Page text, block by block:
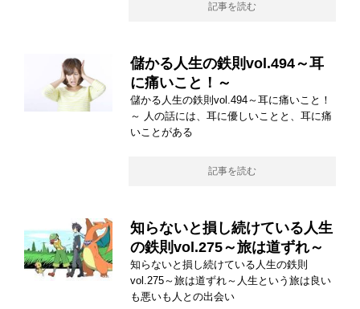
記事を読む
儲かる人生の鉄則vol.494～耳
に痛いこと！～
儲かる人生の鉄則vol.494～耳に痛いこと！
～ 人の話には、耳に優しいことと、耳に痛
いことがある
記事を読む
知らないと損し続けている人生
の鉄則vol.275～旅は道ずれ～
知らないと損し続けている人生の鉄則
vol.275～旅は道ずれ～人生という旅は良い
も悪いも人との出会い